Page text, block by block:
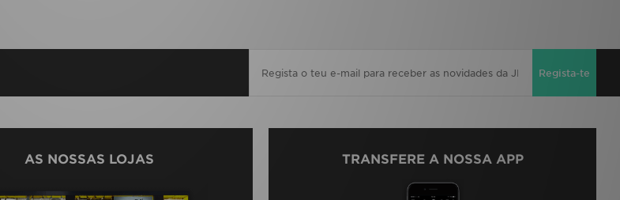
Regista-te
AS NOSSAS LOJAS TRANSFERE A NOSSA APP